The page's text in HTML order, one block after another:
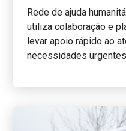
Rede de ajuda
utiliza colaboração e
levar apoio rápido ao
necessidades urgentes